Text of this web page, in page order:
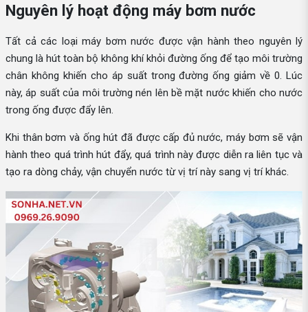
Nguyên lý hoạt động máy bơm nước
Tất cả các loại máy bơm nước được vận hành theo nguyên lý
chung là hút toàn bộ không khí khỏi đường ống để tạo môi trường
chân không khiến cho áp suất trong đường ống giảm về 0. Lúc
này, áp suất của môi trường nén lên bề mặt nước khiến cho nước
trong ống được đẩy lên.
Khi thân bơm và ống hút đã được cấp đủ nước, máy bơm sẽ vận
hành theo quá trình hút đẩy, quá trình này được diễn ra liên tục và
tạo ra dòng chảy, vận chuyển nước từ vị trí này sang vị trí khác.